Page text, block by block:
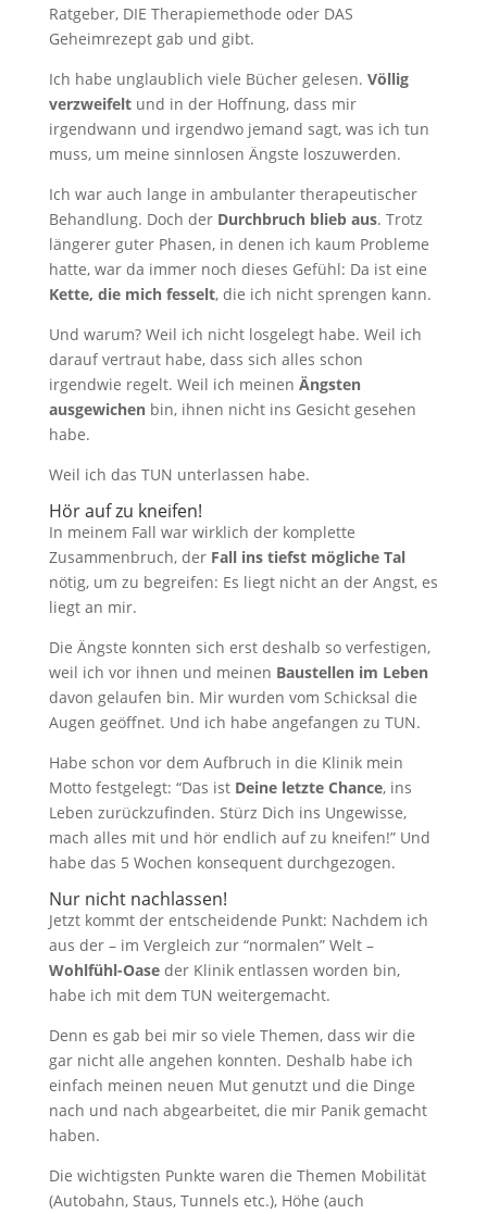
Ratgeber, DIE Therapiemethode oder DAS
Geheimrezept gab und gibt.
Ich habe unglaublich viele Bücher gelesen. Völlig
verzweifeltund in der Hoffnung, dass mir
irgendwann und irgendwo jemand sagt, was ich tun
muss, um meine sinnlosen Ängste loszuwerden.
Ich war auch lange in ambulanter therapeutischer
Behandlung. Doch der Durchbruch blieb aus. Trotz
längerer guter Phasen, in denen ich kaum Probleme
hatte, war da immer noch dieses Gefühl: Da ist eine
Kette, die mich fesselt, die ich nicht sprengen kann.
Und warum? Weil ich nicht losgelegt habe. Weil ich
darauf vertraut habe, dass sich alles schon
irgendwie regelt. Weil ich meinen Ängsten
ausgewichenbin, ihnen nicht ins Gesicht gesehen
habe.
Weil ich das TUN unterlassen habe.
Hör auf zu kneifen!
In meinem Fall war wirklich der komplette
Zusammenbruch, der Fall ins tiefst mögliche Tal
nötig, um zu begreifen: Es liegt nicht an der Angst, es
liegt an mir.
Die Ängste konnten sich erst deshalb so verfestigen,
weil ich vor ihnen und meinen Baustellen im Leben
davon gelaufen bin. Mir wurden vom Schicksal die
Augen geöffnet. Und ich habe angefangen zu TUN.
Habe schon vor dem Aufbruch in die Klinik mein
Motto festgelegt: “Das ist Deine letzte Chance, ins
Leben zurückzufinden. Stürz Dich ins Ungewisse,
mach alles mit und hör endlich auf zu kneifen!” Und
habe das 5 Wochen konsequent durchgezogen.
Nur nicht nachlassen!
Jetzt kommt der entscheidende Punkt: Nachdem ich
aus der – im Vergleich zur “normalen” Welt –
Wohlfühl-Oaseder Klinik entlassen worden bin,
habe ich mit dem TUN weitergemacht.
Denn es gab bei mir so viele Themen, dass wir die
gar nicht alle angehen konnten. Deshalb habe ich
einfach meinen neuen Mut genutzt und die Dinge
nach und nach abgearbeitet, die mir Panik gemacht
haben.
Die wichtigsten Punkte waren die Themen Mobilität
(Autobahn, Staus, Tunnels etc.), Höhe (auch